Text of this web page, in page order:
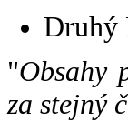
Druhý
"Obsahy
za stejný